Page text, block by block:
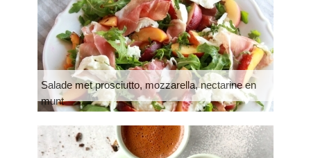
Salade met prosciutto, mozzarella, nectarine en
munt